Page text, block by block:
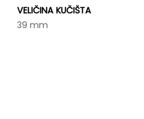
VELIČINA KUČIŠTA
39 mm